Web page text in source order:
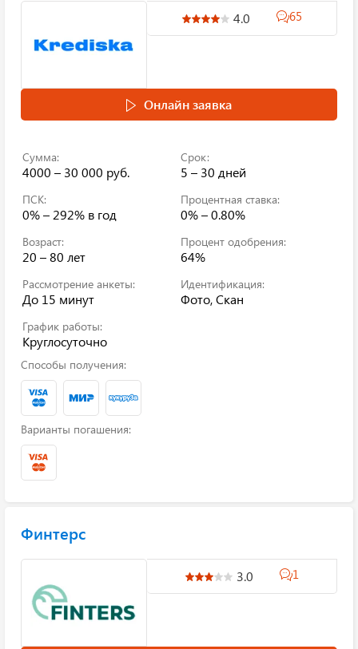
4.0 65
Онлайн заявка
Сумма:
4000 – 30 000 руб.
Срок:
5 – 30 дней
ПСК:
0% – 292% в год
Процентная ставка:
0% – 0.80%
Возраст:
20 – 80 лет
Процент одобрения:
64%
Рассмотрение анкеты:
До 15 минут
Идентификация:
Фото, Скан
График работы:
Круглосуточно
Способы получения:
Варианты погашения:
Финтерс
3.0 1